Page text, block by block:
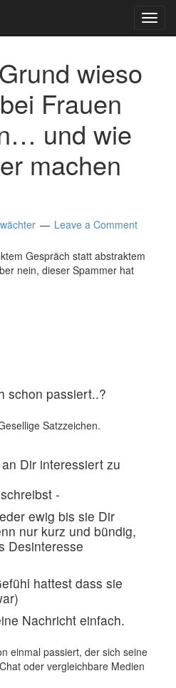
wieso
Frauen
und wie
machen
Leave a Comment
Gespräch statt abstraktem
nein, dieser Spammer hat
schon passiert..?
Satzzeichen.
Dir interessiert zu
-
ewig bis sie Dir
nur kurz und bündig,
Desinteresse
hattest dass sie
Nachricht einfach.
einmal passiert, der sich seine
oder vergleichbare Medien